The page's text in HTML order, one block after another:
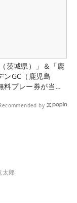
（茨城県）」＆「鹿
ンGC（鹿児島
料プレー券が当た
by
太郎